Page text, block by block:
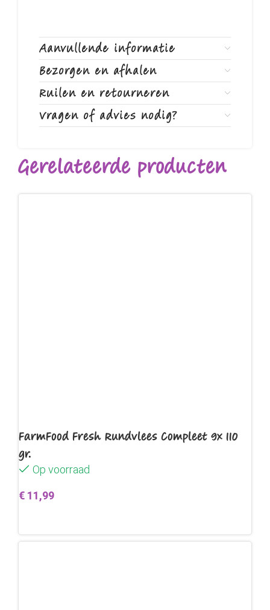
Aanvullende informatie
Bezorgen en afhalen
Ruilen en retourneren
Vragen of advies nodig?
Gerelateerde producten
FarmFood Fresh Rundvlees Compleet 9x 110
gr.
Op voorraad
€ 11,99